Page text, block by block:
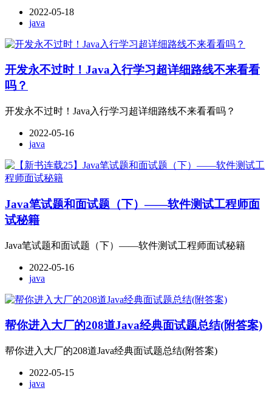
2022-05-18
java
开发永不过时！Java入行学习超详细路线不来看看
吗？
开发永不过时！Java入行学习超详细路线不来看看吗？
2022-05-16
java
Java笔试题和面试题（下）——软件测试工程师面
试秘籍
Java笔试题和面试题（下）——软件测试工程师面试秘籍
2022-05-16
java
帮你进入大厂的208道Java经典面试题总结(附答案)
帮你进入大厂的208道Java经典面试题总结(附答案)
2022-05-15
java